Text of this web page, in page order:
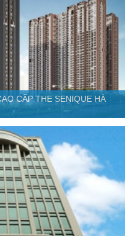
CẤP THE SENIQUE HÀ